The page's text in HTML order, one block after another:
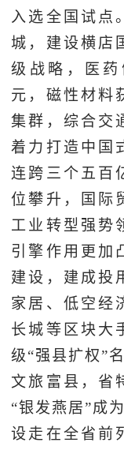
入选全国试点
城，建设横店
级战略，医
元，磁性材料
集群，综合交
着力打造中国
连跨三个五百
位攀升，国际
工业转型强势
引擎作用更加
建设，建成投
家居、低空经
长城等区块大
级“强县扩权”
文旅富县，省
“银发燕居”成
设走在全省前